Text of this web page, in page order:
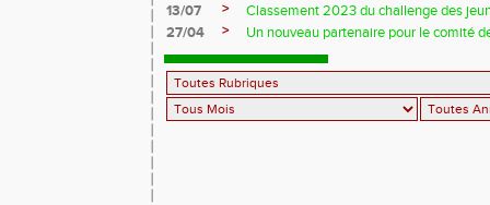
13/07
>
Classement 2023 du challenge des
27/04
> Un nouveau partenaire pour le comité